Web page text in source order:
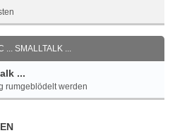
... SMALLTALK ...
...
rumgeblödelt werden